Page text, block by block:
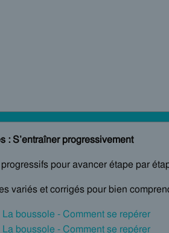
: S’entraîner progressivement
pour avancer étape par
variés et corrigés pour bien
boussole - Comment se repérer
boussole - Comment se repérer